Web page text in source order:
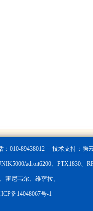
010-89438012 技术支持： 腾
adroit6200、PTX1830、
霍尼韦尔、维萨拉。
备14048067号-1